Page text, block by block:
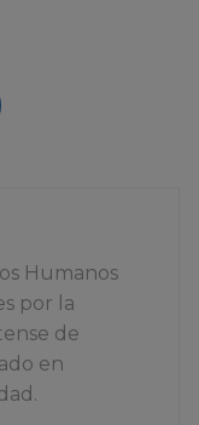
Humanos
por la
de
en